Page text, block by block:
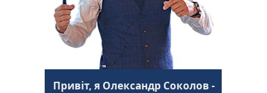
Привіт, я Олександр Соколов -